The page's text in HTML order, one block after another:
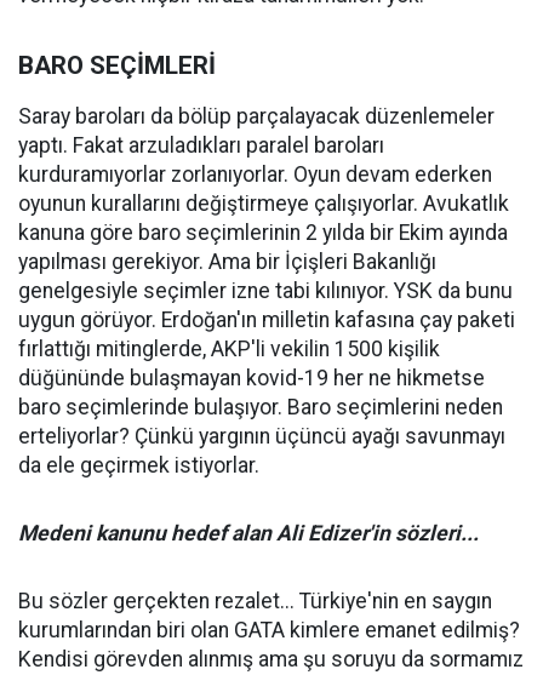
BARO SEÇİMLERİ
Saray baroları da bölüp parçalayacak düzenlemeler
yaptı. Fakat arzuladıkları paralel baroları
kurduramıyorlar zorlanıyorlar. Oyun devam ederken
oyunun kurallarını değiştirmeye çalışıyorlar. Avukatlık
kanuna göre baro seçimlerinin 2 yılda bir Ekim ayında
yapılması gerekiyor. Ama bir İçişleri Bakanlığı
genelgesiyle seçimler izne tabi kılınıyor. YSK da bunu
uygun görüyor. Erdoğan'ın milletin kafasına çay paketi
fırlattığı mitinglerde, AKP'li vekilin 1500 kişilik
düğününde bulaşmayan kovid-19 her ne hikmetse
baro seçimlerinde bulaşıyor. Baro seçimlerini neden
erteliyorlar? Çünkü yargının üçüncü ayağı savunmayı
da ele geçirmek istiyorlar.
Medeni kanunu hedef alan Ali Edizer'in sözleri...
Bu sözler gerçekten rezalet... Türkiye'nin en saygın
kurumlarından biri olan GATA kimlere emanet edilmiş?
Kendisi görevden alınmış ama şu soruyu da sormamız